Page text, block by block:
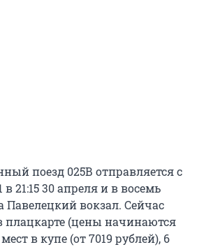
поезд 025В отправляется с
21:15 30 апреля и в восемь
Павелецкий вокзал. Сейчас
плацкарте (цены начинаются
в купе (от 7019 рублей), 6